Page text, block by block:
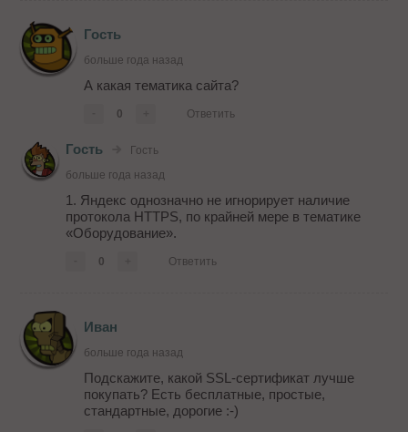
Гость
больше года назад
А какая тематика сайта?
0 Ответить
Гость
Гость
больше года назад
1. Яндекс однозначно не игнорирует наличие
протокола HTTPS, по крайней мере в тематике
«Оборудование».
0 Ответить
Иван
больше года назад
Подскажите, какой SSL-сертификат лучше
покупать? Есть бесплатные, простые,
стандартные, дорогие :-)